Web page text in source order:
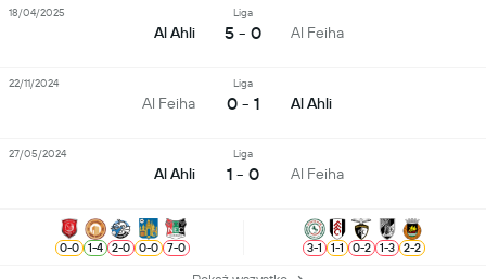
Al Ahli
Liga
5 - 0 Al Feiha
18/04/2025
Al Feiha
Liga
0 - 1 Al Ahli
22/11/2024
Al Ahli
Liga
1 - 0 Al Feiha
27/05/2024
0-0 1-4 2-0 0-0 7-0 3-1 1-1 0-2 1-3 2-2